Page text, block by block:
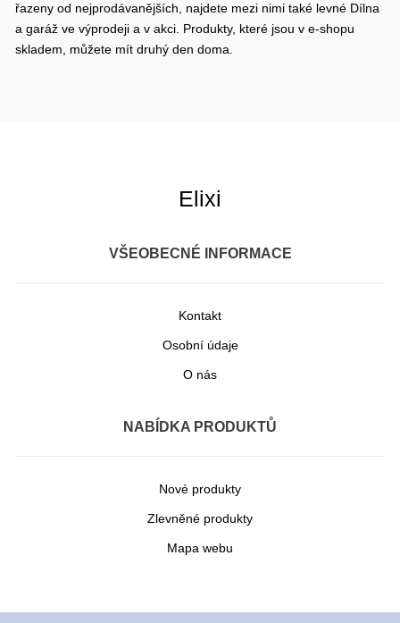
řazeny od nejprodávanějších, najdete mezi nimi také levné Dílna
a garáž ve výprodeji a v akci. Produkty, které jsou v e-shopu
skladem, můžete mít druhý den doma.
Elixi
VŠEOBECNÉ INFORMACE
Kontakt
Osobní údaje
O nás
NABÍDKA PRODUKTŮ
Nové produkty
Zlevněné produkty
Mapa webu